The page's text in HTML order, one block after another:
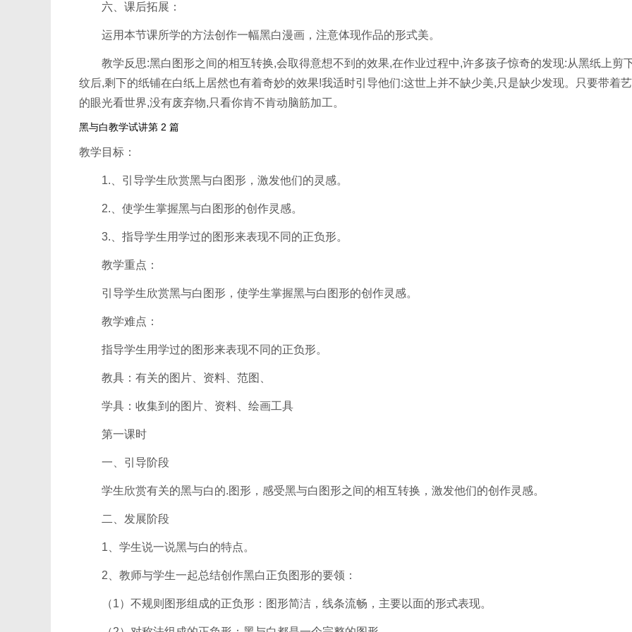
六、课后拓展：
运用本节课所学的方法创作一幅黑白漫画，注意体现作品的形式美。
教学反思:黑白图形之间的相互转换,会取得意想不到的效果,在作业过程中,许多孩子惊奇的发现:从黑纸上剪
纹后,剩下的纸铺在白纸上居然也有着奇妙的效果!我适时引导他们:这世上并不缺少美,只是缺少发现。只要带着
的眼光看世界,没有废弃物,只看你肯不肯动脑筋加工。
黑与白教学试讲第 2 篇
教学目标：
1.、引导学生欣赏黑与白图形，激发他们的灵感。
2.、使学生掌握黑与白图形的创作灵感。
3.、指导学生用学过的图形来表现不同的正负形。
教学重点：
引导学生欣赏黑与白图形，使学生掌握黑与白图形的创作灵感。
教学难点：
指导学生用学过的图形来表现不同的正负形。
教具：有关的图片、资料、范图、
学具：收集到的图片、资料、绘画工具
第一课时
一、引导阶段
学生欣赏有关的黑与白的.图形，感受黑与白图形之间的相互转换，激发他们的创作灵感。
二、发展阶段
1、学生说一说黑与白的特点。
2、教师与学生一起总结创作黑白正负图形的要领：
（1）不规则图形组成的正负形：图形简洁，线条流畅，主要以面的形式表现。